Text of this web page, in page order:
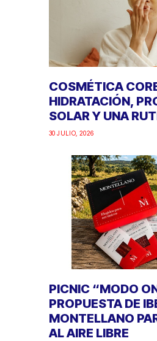
COSMÉTICA
HIDRATACIÓN,
SOLAR Y UNA
30 JULIO, 2026
PICNIC “MODO
PROPUESTA DE
MONTELLANO
AL AIRE LIBRE